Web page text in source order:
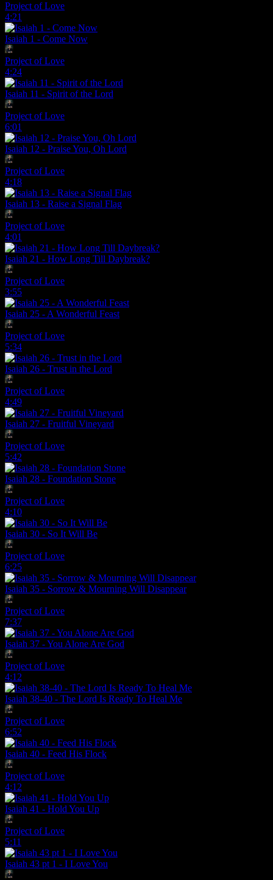
Project of Love
4:21
Isaiah 1 - Come Now
Project of Love
4:24
Isaiah 11 - Spirit of the Lord
Project of Love
6:01
Isaiah 12 - Praise You, Oh Lord
Project of Love
4:18
Isaiah 13 - Raise a Signal Flag
Project of Love
4:01
Isaiah 21 - How Long Till Daybreak?
Project of Love
3:55
Isaiah 25 - A Wonderful Feast
Project of Love
5:34
Isaiah 26 - Trust in the Lord
Project of Love
4:49
Isaiah 27 - Fruitful Vineyard
Project of Love
5:42
Isaiah 28 - Foundation Stone
Project of Love
4:10
Isaiah 30 - So It Will Be
Project of Love
6:25
Isaiah 35 - Sorrow & Mourning Will Disappear
Project of Love
7:37
Isaiah 37 - You Alone Are God
Project of Love
4:12
Isaiah 38-40 - The Lord Is Ready To Heal Me
Project of Love
6:52
Isaiah 40 - Feed His Flock
Project of Love
4:12
Isaiah 41 - Hold You Up
Project of Love
5:11
Isaiah 43 pt 1 - I Love You